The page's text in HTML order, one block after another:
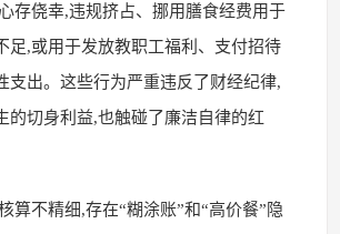
存侥幸,违规挤占、挪用膳食经费用于
足,或用于发放教职工福利、支付招待
支出。这些行为严重违反了财经纪律,
的切身利益,也触碰了廉洁自律的红
算不精细,存在“糊涂账”和“高价餐”隐